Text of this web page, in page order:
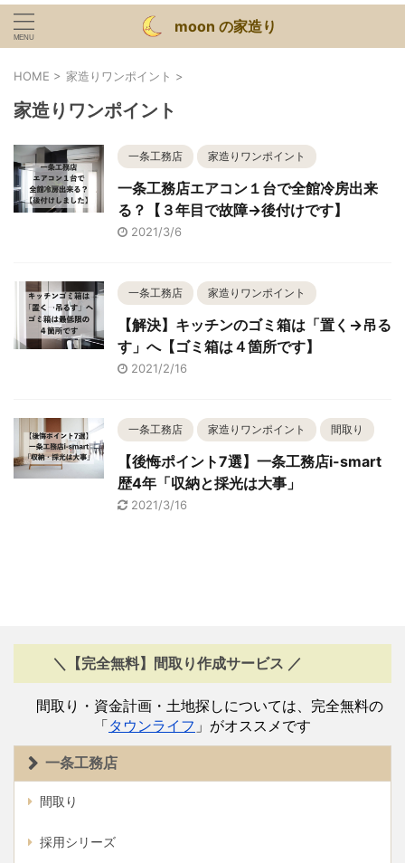
moon の家造り
HOME > 家造りワンポイント >
家造りワンポイント
一条工務店 家造りワンポイント
一条工務店エアコン１台で全館冷房出来
る？【３年目で故障→後付けです】
2021/3/6
一条工務店 家造りワンポイント
【解決】キッチンのゴミ箱は「置く→吊る
す」へ【ゴミ箱は４箇所です】
2021/2/16
一条工務店 家造りワンポイント 間取り
【後悔ポイント7選】一条工務店i-smart
歴4年「収納と採光は大事」
2021/3/16
＼【完全無料】間取り作成サービス ／
間取り・資金計画・土地探しについては、完全無料の
「タウンライフ 」がオススメです
一条工務店
間取り
採用シリーズ